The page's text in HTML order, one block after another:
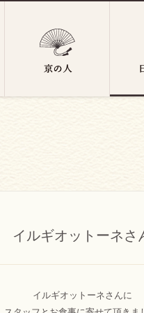
イルギオットーネさ
イルギオットーネさんに